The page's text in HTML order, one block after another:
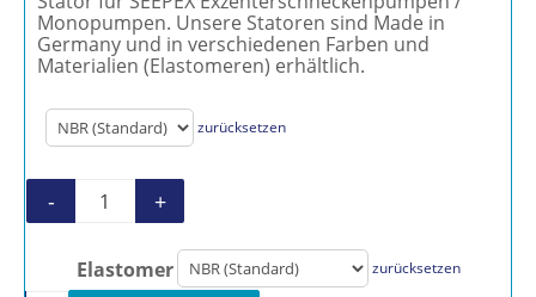
Monopumpen. Unsere Statoren sind Made in
Germany und in verschiedenen Farben und
Materialien (Elastomeren) erhältlich.
zurücksetzen
Stator BN 26-6L Menge
- +
Elastomer zurücksetzen